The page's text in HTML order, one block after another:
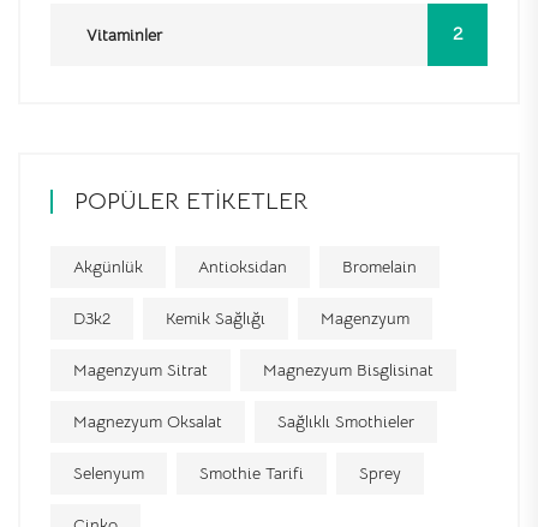
Vitaminler 2
POPÜLER ETIKETLER
Akgünlük Antioksidan Bromelain
D3k2 Kemik Sağlığı Magenzyum
Magenzyum Sitrat Magnezyum Bisglisinat
Magnezyum Oksalat Sağlıklı Smothieler
Selenyum Smothie Tarifi Sprey